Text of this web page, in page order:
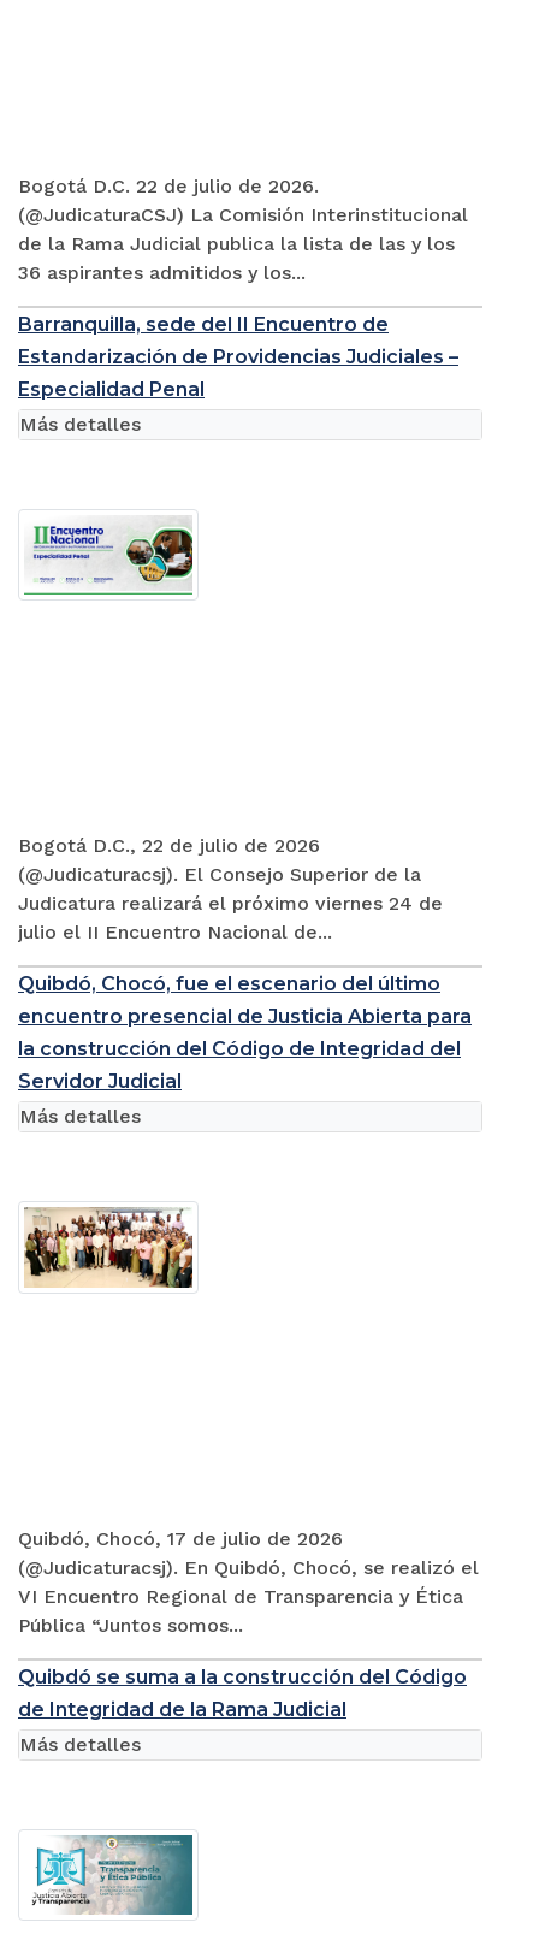
Bogotá D.C. 22 de julio de 2026.
(@JudicaturaCSJ) La Comisión Interinstitucional
de la Rama Judicial publica la lista de las y los
36 aspirantes admitidos y los...
Barranquilla, sede del II Encuentro de
Estandarización de Providencias Judiciales –
Especialidad Penal
Bogotá D.C., 22 de julio de 2026
(@Judicaturacsj). El Consejo Superior de la
Judicatura realizará el próximo viernes 24 de
julio el II Encuentro Nacional de...
Más detalles
Quibdó, Chocó, fue el escenario del último
encuentro presencial de Justicia Abierta para
la construcción del Código de Integridad del
Servidor Judicial
Quibdó, Chocó, 17 de julio de 2026
(@Judicaturacsj). En Quibdó, Chocó, se realizó el
VI Encuentro Regional de Transparencia y Ética
Pública “Juntos somos...
Más detalles
Quibdó se suma a la construcción del Código
de Integridad de la Rama Judicial
Más detalles